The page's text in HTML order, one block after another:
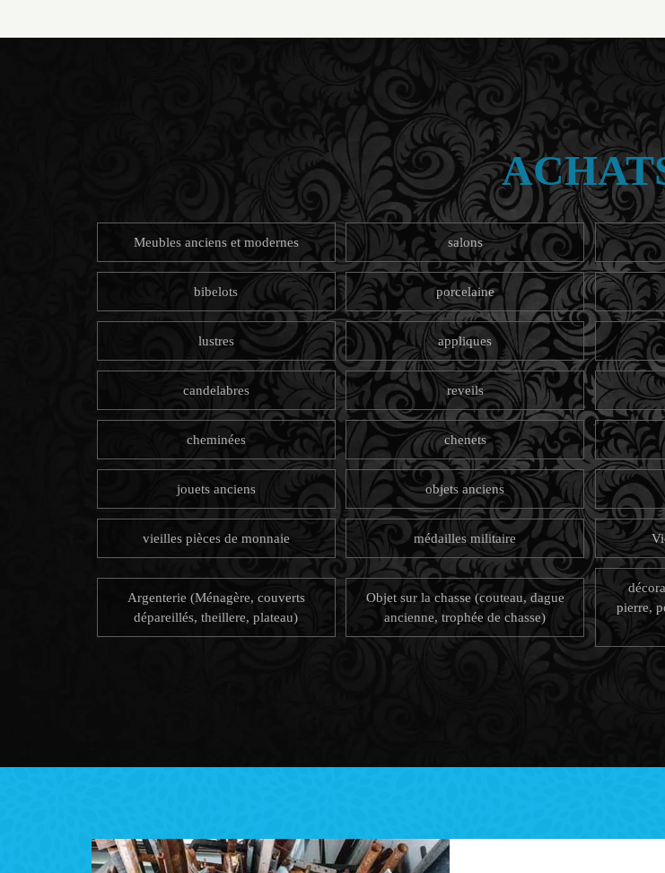
Meubles anciens et modernes salons
bibelots porcelaine
lustres appliques
candelabres reveils
cheminées chenets
jouets anciens objets anciens
vieilles pièces de monnaie médailles militaire
Argenterie (Ménagère, couverts
dépareillés, theillere, plateau)
Objet sur la chasse (couteau, dague
ancienne, trophée de chasse)
pierre,